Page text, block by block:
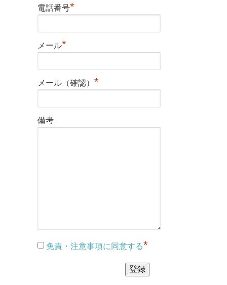
電話番号*
メール*
メール（確認） *
備考
免責・注意事項に同意する*